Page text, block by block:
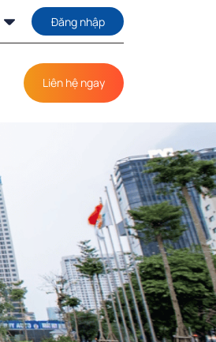
Đăng nhập
Liên hệ ngay